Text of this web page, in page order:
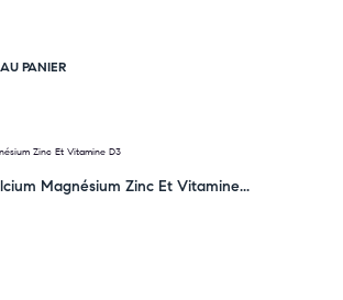
PANIER
Magnésium Zinc Et Vitamine...